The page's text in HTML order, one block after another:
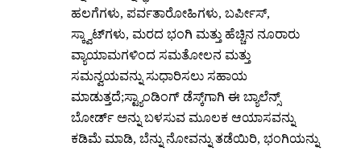
ಹಲಗೆಗಳು, ಪರ್ವತಾರೋಹಿಗಳು, ಬರ್ಪೀಸ್,
ಸ್ಕ್ವಾಟ್‌ಗಳು, ಮರದ ಭಂಗಿ ಮತ್ತು ಹೆಚ್ಚಿನ ನೂರಾರು
ವ್ಯಾಯಾಮಗಳಿಂದ ಸಮತೋಲನ ಮತ್ತು
ಸಮನ್ವಯವನ್ನು ಸುಧಾರಿಸಲು ಸಹಾಯ
ಮಾಡುತ್ತದೆ;ಸ್ಟ್ಯಾಂಡಿಂಗ್ ಡೆಸ್ಕ್‌ಗಾಗಿ ಈ ಬ್ಯಾಲೆನ್ಸ್
ಬೋರ್ಡ್ ಅನ್ನು ಬಳಸುವ ಮೂಲಕ ಆಯಾಸವನ್ನು
ಕಡಿಮೆ ಮಾಡಿ, ಬೆನ್ನು ನೋವನ್ನು ತಡೆಯಿರಿ, ಭಂಗಿಯನ್ನು